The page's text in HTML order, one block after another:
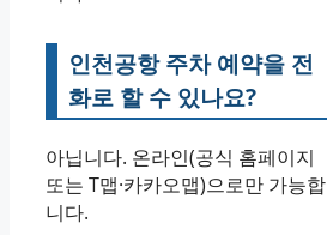
인천공항 주차 예약을 전
화로 할 수 있나요?
아닙니다. 온라인(공식 홈페이지
또는 T맵·카카오맵)으로만 가능합
니다.